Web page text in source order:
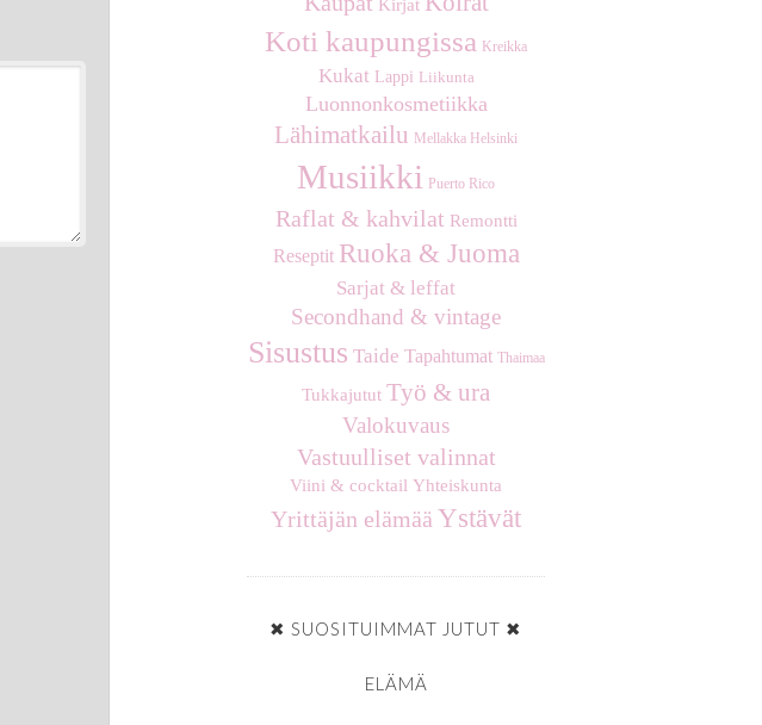
Kirjat
Koti kaupungissa Kreikka
Kukat Lappi Liikunta
Luonnonkosmetiikka
Lähimatkailu Mellakka Helsinki
Musiikki Puerto Rico
Raflat & kahvilat Remontti
Reseptit Ruoka & Juoma
Sarjat & leffat
Secondhand & vintage
Sisustus Taide Tapahtumat Thaimaa
Tukkajutut Työ & ura
Valokuvaus
Vastuulliset valinnat
Viini & cocktail Yhteiskunta
Yrittäjän elämää Ystävät
✖ SUOSITUIMMAT JUTUT ✖
ELÄMÄ